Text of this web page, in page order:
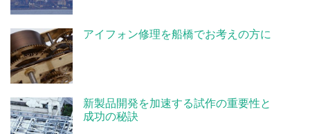
アイフォン修理を船橋でお考えの方に
新製品開発を加速する試作の重要性と
成功の秘訣